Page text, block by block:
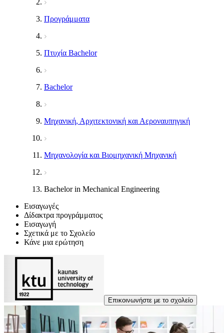
Προγράμματα
Πτυχία Bachelor
Bachelor
Μηχανική, Αρχιτεκτονική και Αεροναυπηγική
Μηχανολογία και Βιομηχανική Μηχανική
Bachelor in Mechanical Engineering
Εισαγωγές
Δίδακτρα προγράμματος
Εισαγωγή
Σχετικά με το Σχολείο
Κάνε μια ερώτηση
Επικοινωνήστε με το σχολείο